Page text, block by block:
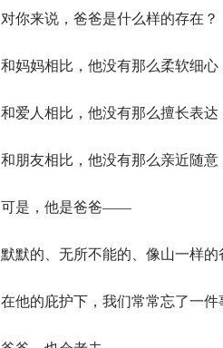
对你来说，爸爸是什么样的存在？
和妈妈相比，他没有那么柔软细心
和爱人相比，他没有那么擅长表达
和朋友相比，他没有那么亲近随意
可是，他是爸爸——
默默的、无所不能的、像山一样的
在他的庇护下，我们常常忘了一